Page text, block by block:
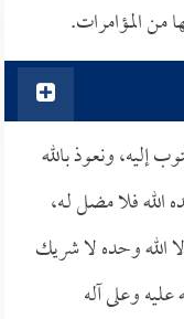
من المؤامرات.
إليه، ونعوذ بالله
فلا مضل لـه،
الله وحده لا شريك
وعلى آله